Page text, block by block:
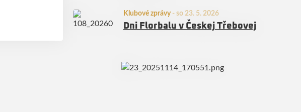
Klubové zprávy- so 23. 5. 2026
Dni Florbalu v Českej Třebovej